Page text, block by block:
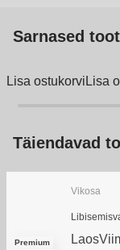
Sarnased
Lisa ostukorviLisa
Täiendavad
Premium
Vikosa
Laos